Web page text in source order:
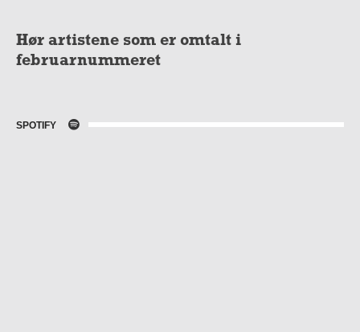
Hør artistene som er omtalt i
februarnummeret
SPOTIFY